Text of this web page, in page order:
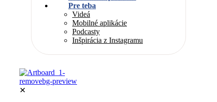
Pre teba
Videá
Mobilné aplikácie
Podcasty
Inšpirácia z Instagramu
✕